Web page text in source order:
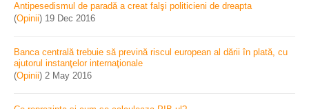
Antipesedismul de paradă a creat falşi politicieni de dreapta
(Opinii) 19 Dec 2016
Banca centrală trebuie să prevină riscul european al dării în plată, cu
ajutorul instanţelor internaţionale
(Opinii) 2 May 2016